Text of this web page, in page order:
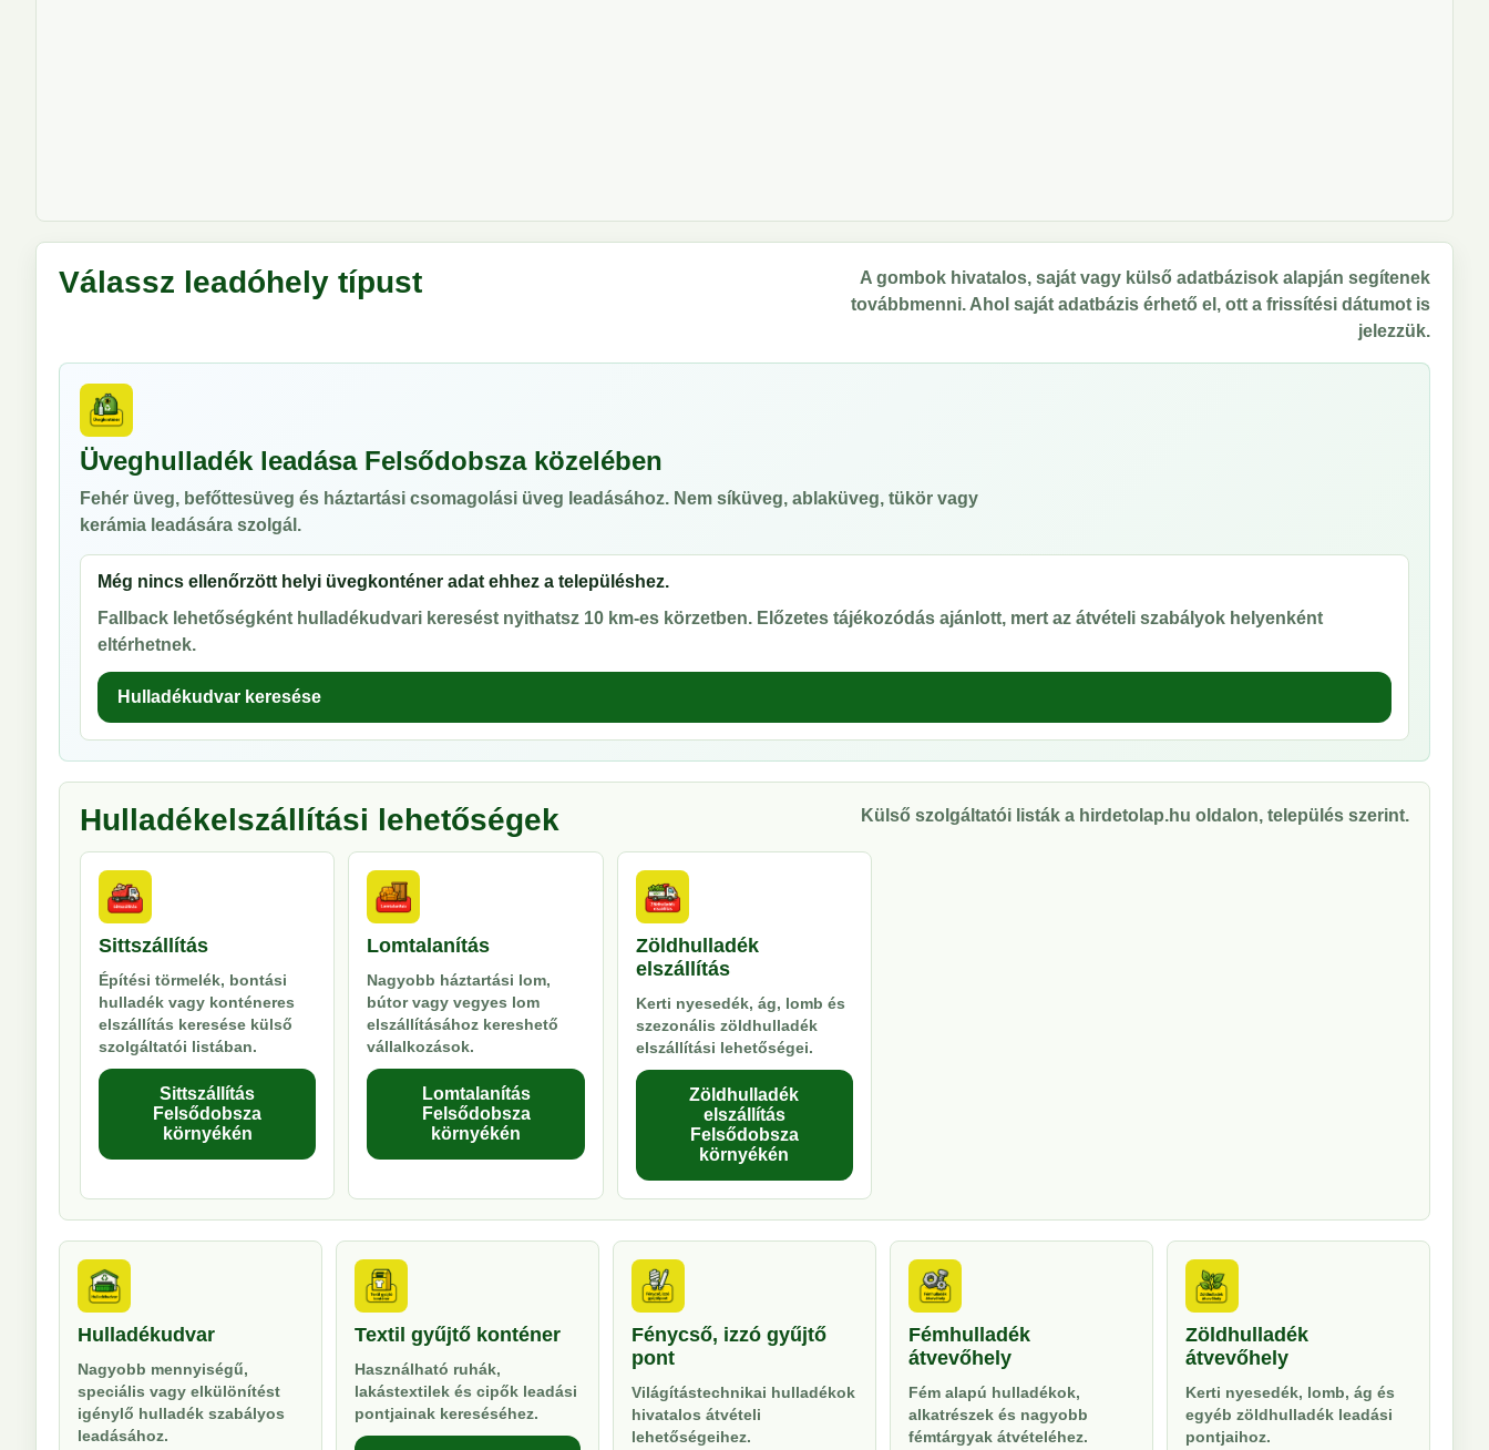
Válassz leadóhely típust
A gombok hivatalos, saját vagy külső adatbázisok alapján segítenek
továbbmenni. Ahol saját adatbázis érhető el, ott a frissítési dátumot is
jelezzük.
Üveghulladék leadása Felsődobsza közelében
Fehér üveg, befőttesüveg és háztartási csomagolási üveg leadásához. Nem síküveg, ablaküveg, tükör vagy
kerámia leadására szolgál.
Még nincs ellenőrzött helyi üvegkonténer adat ehhez a településhez.
Fallback lehetőségként hulladékudvari keresést nyithatsz 10 km-es körzetben. Előzetes tájékozódás ajánlott, mert az átvételi szabályok helyenként
eltérhetnek.
Hulladékudvar keresése
Hulladékelszállítási lehetőségek Külső szolgáltatói listák a hirdetolap.hu oldalon, település szerint.
Sittszállítás
Építési törmelék, bontási
hulladék vagy konténeres
elszállítás keresése külső
szolgáltatói listában.
Sittszállítás
Felsődobsza
környékén
Lomtalanítás
Nagyobb háztartási lom,
bútor vagy vegyes lom
elszállításához kereshető
vállalkozások.
Lomtalanítás
Felsődobsza
környékén
Zöldhulladék
elszállítás
Kerti nyesedék, ág, lomb és
szezonális zöldhulladék
elszállítási lehetőségei.
Zöldhulladék
elszállítás
Felsődobsza
környékén
Hulladékudvar
Nagyobb mennyiségű,
speciális vagy elkülönítést
igénylő hulladék szabályos
leadásához.
Textil gyűjtő konténer
Használható ruhák,
lakástextilek és cipők leadási
pontjainak kereséséhez.
Fénycső, izzó gyűjtő
pont
Világítástechnikai hulladékok
hivatalos átvételi
lehetőségeihez.
Fémhulladék
átvevőhely
Fém alapú hulladékok,
alkatrészek és nagyobb
fémtárgyak átvételéhez.
Zöldhulladék
átvevőhely
Kerti nyesedék, lomb, ág és
egyéb zöldhulladék leadási
pontjaihoz.